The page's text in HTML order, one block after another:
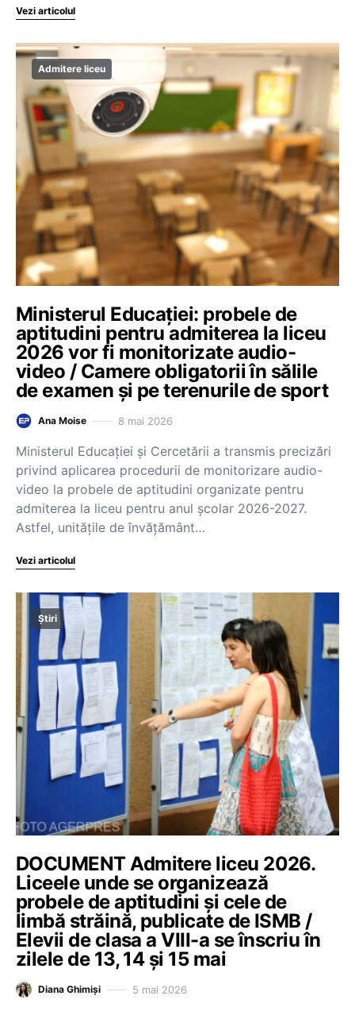
Vezi articolul
Admitere liceu
Ministerul Educației: probele de
aptitudini pentru admiterea la liceu
2026 vor fi monitorizate audio-
video / Camere obligatorii în sălile
de examen și pe terenurile de sport
Ana Moise 8 mai 2026
Ministerul Educației și Cercetării a transmis precizări
privind aplicarea procedurii de monitorizare audio-
video la probele de aptitudini organizate pentru
admiterea la liceu pentru anul școlar 2026-2027.
Astfel, unitățile de învățământ…
Vezi articolul
Știri
DOCUMENT Admitere liceu 2026.
Liceele unde se organizează
probele de aptitudini și cele de
limbă străină, publicate de ISMB /
Elevii de clasa a VIII-a se înscriu în
zilele de 13, 14 și 15 mai
Diana Ghimiși 5 mai 2026